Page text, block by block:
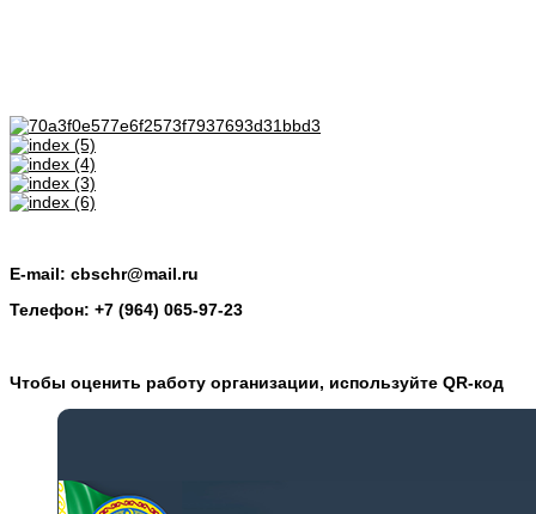
E-mail: cbschr@mail.ru
Телефон: +7 (964) 065-97-23
Чтобы оценить работу организации, используйте QR-код